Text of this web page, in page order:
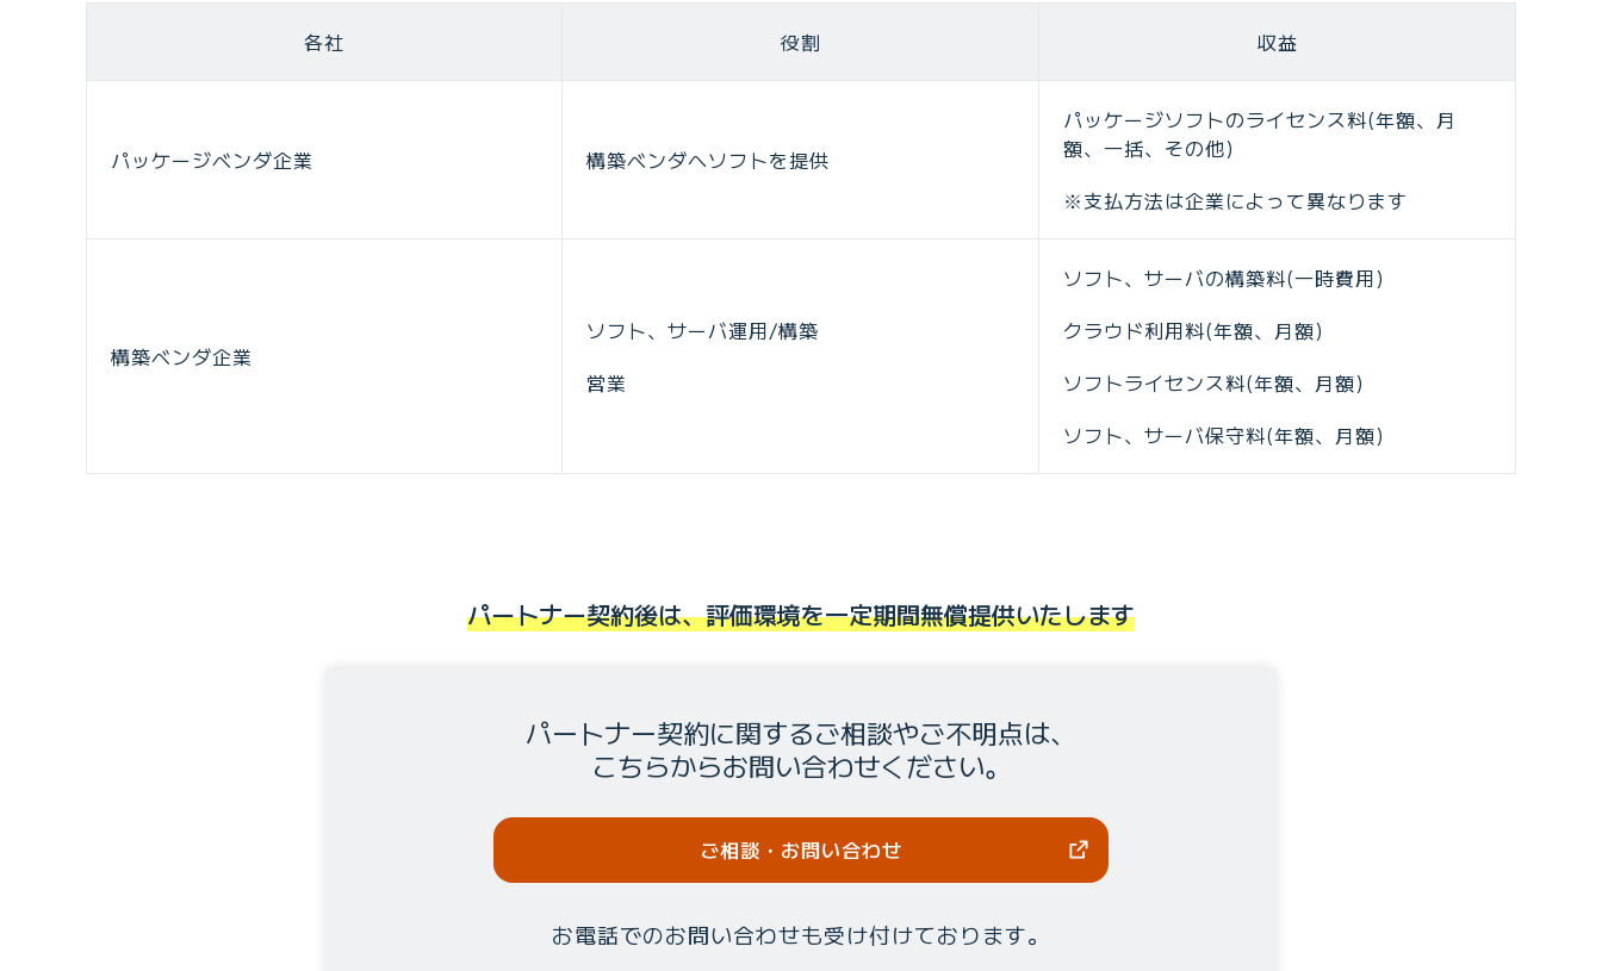
各社 役割 収益
パッケージベンダ企業 構築ベンダへソフトを提供
パッケージソフトのライセンス料(年額、月
額、一括、その他)
※支払方法は企業によって異なります
構築ベンダ企業
ソフト、サーバ運用/構築
営業
ソフト、サーバの構築料(一時費用)
クラウド利用料(年額、月額)
ソフトライセンス料(年額、月額)
ソフト、サーバ保守料(年額、月額)
パートナー契約後は、評価環境を一定期間無償提供いたします
パートナー契約に関するご相談やご不明点は、
こちらからお問い合わせください。
ご相談・お問い合わせ
お電話でのお問い合わせも受け付けております。